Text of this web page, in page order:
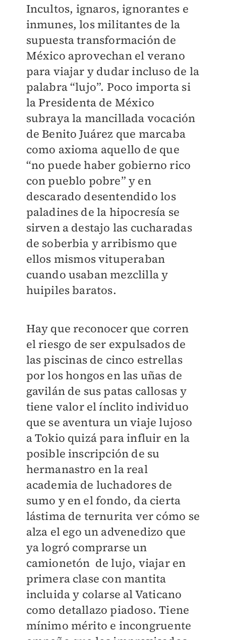
Incultos, ignaros, ignorantes e
inmunes, los militantes de la
supuesta transformación de
México aprovechan el verano
para viajar y dudar incluso de la
palabra “lujo”. Poco importa si
la Presidenta de México
subraya la mancillada vocación
de Benito Juárez que marcaba
como axioma aquello de que
“no puede haber gobierno rico
con pueblo pobre” y en
descarado desentendido los
paladines de la hipocresía se
sirven a destajo las cucharadas
de soberbia y arribismo que
ellos mismos vituperaban
cuando usaban mezclilla y
huipiles baratos.
Hay que reconocer que corren
el riesgo de ser expulsados de
las piscinas de cinco estrellas
por los hongos en las uñas de
gavilán de sus patas callosas y
tiene valor el ínclito individuo
que se aventura un viaje lujoso
a Tokio quizá para influir en la
posible inscripción de su
hermanastro en la real
academia de luchadores de
sumo y en el fondo, da cierta
lástima de ternurita ver cómo se
alza el ego un advenedizo que
ya logró comprarse un
camionetón de lujo, viajar en
primera clase con mantita
incluida y colarse al Vaticano
como detallazo piadoso. Tiene
mínimo mérito e incongruente